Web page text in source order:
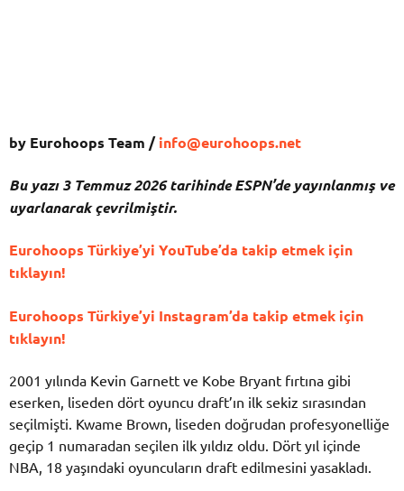
by Eurohoops Team /info@eurohoops.net
Bu yazı 3 Temmuz 2026 tarihinde ESPN’de yayınlanmış ve
uyarlanarak çevrilmiştir.
Eurohoops Türkiye’yi YouTube’da takip etmek için
tıklayın!
Eurohoops Türkiye’yi Instagram’da takip etmek için
tıklayın!
2001 yılında Kevin Garnett ve Kobe Bryant fırtına gibi
eserken, liseden dört oyuncu draft’ın ilk sekiz sırasından
seçilmişti. Kwame Brown, liseden doğrudan profesyonelliğe
geçip 1 numaradan seçilen ilk yıldız oldu. Dört yıl içinde
NBA, 18 yaşındaki oyuncuların draft edilmesini yasakladı.